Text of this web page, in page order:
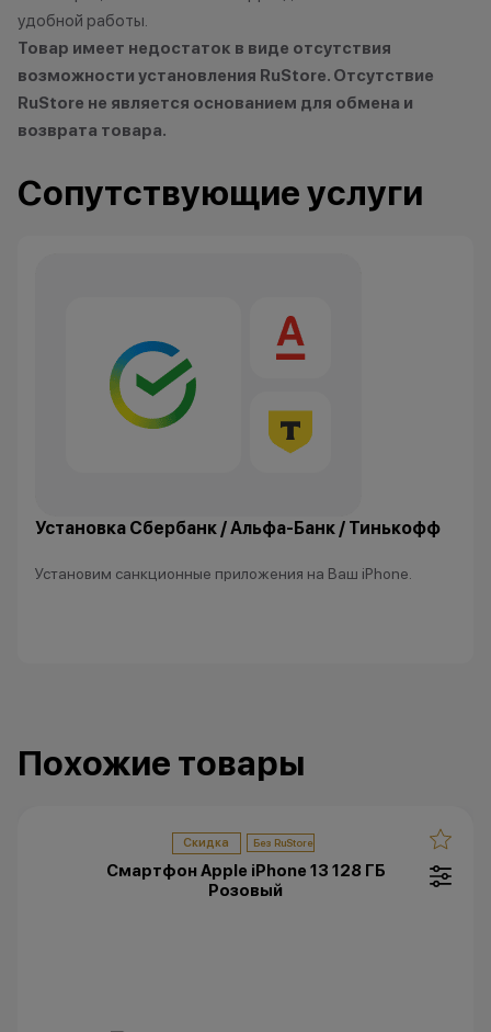
удобной работы.
Товар имеет недостаток в виде отсутствия
возможности установления RuStore. Отсутствие
RuStore не является основанием для обмена и
возврата товара.
Сопутствующие услуги
Установка Сбербанк / Альфа-Банк / Тинькофф
Установим санкционные приложения на Ваш iPhone.
Похожие товары
Скидка
Смартфон Apple iPhone 13 128 ГБ
Розовый